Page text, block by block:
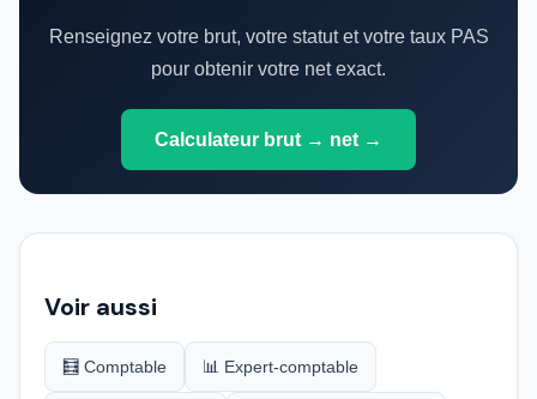
Renseignez votre brut, votre statut et votre taux PAS
pour obtenir votre net exact.
Calculateur brut → net →
Voir aussi
🧮 Comptable 📊 Expert-comptable